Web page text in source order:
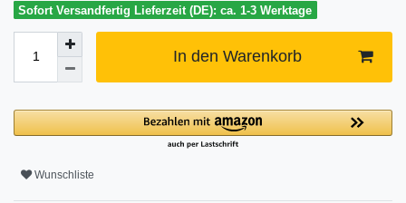
Sofort Versandfertig Lieferzeit (DE): ca. 1-3 Werktage
In den Warenkorb
Wunschliste